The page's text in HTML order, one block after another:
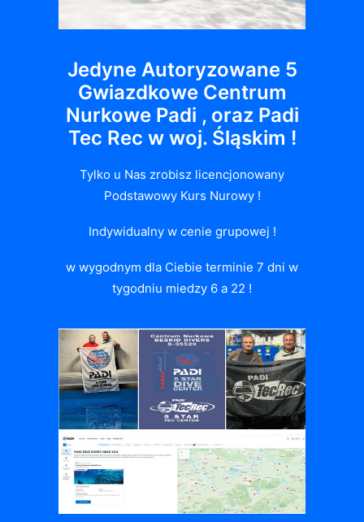
Jedyne Autoryzowane 5
Gwiazdkowe Centrum
Nurkowe Padi , oraz Padi
Tec Rec w woj. Śląskim !
Tylko u Nas zrobisz licencjonowany
Podstawowy Kurs Nurowy !
Indywidualny w cenie grupowej !
w wygodnym dla Ciebie terminie 7 dni w
tygodniu miedzy 6 a 22 !